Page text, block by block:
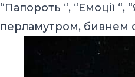
“Папороть “, “Емоції
перламутром, бивнем